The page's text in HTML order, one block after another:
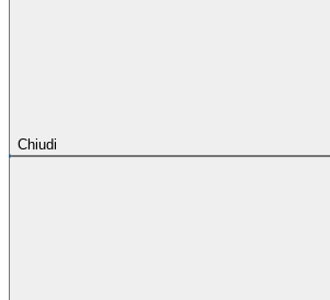
Chiudi